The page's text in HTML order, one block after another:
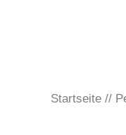
Startseite